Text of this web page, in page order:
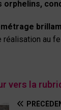
orphelins,
réalisation au
vers la